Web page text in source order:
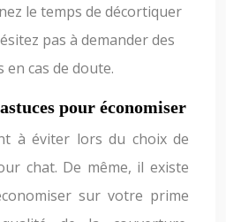
le temps de décortiquer
pas à demander des
en cas de doute.
pour économiser
à éviter lors du choix de
chat. De même, il existe
sur votre prime